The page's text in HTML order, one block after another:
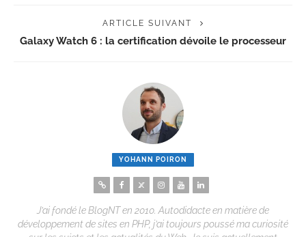
ARTICLE SUIVANT
Galaxy Watch 6 : la certification dévoile le processeur
YOHANN POIRON
J’ai fondé le BlogNT en 2010. Autodidacte en matière de
développement de sites en PHP, j’ai toujours poussé ma curiosité